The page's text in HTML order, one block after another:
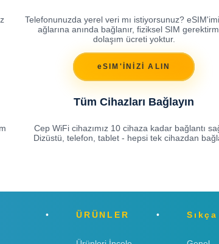
Telefonunuzda yerel veri mı istiyorsunuz?
ağlarına anında bağlanır, fiziksel SIM
dolaşım ücreti yoktur.
eSIM'İNİZİ ALIN
Tüm Cihazları Bağlayın
Cep WiFi cihazımız 10 cihaza kadar bağlantı
Dizüstü, telefon, tablet - hepsi tek cihazdan
ÜRÜNLER